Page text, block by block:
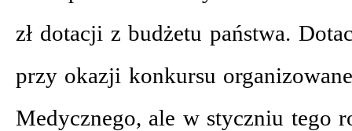
zł dotacji z budżetu państwa.
przy okazji konkursu
Medycznego, ale w styczniu tego